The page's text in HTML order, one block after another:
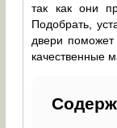
так как они
Подобрать,
двери поможет
качественные